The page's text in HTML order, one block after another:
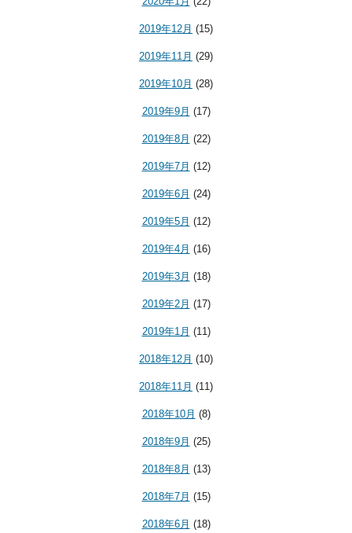
2019年12月 (15)
2019年11月 (29)
2019年10月 (28)
2019年9月 (17)
2019年8月 (22)
2019年7月 (12)
2019年6月 (24)
2019年5月 (12)
2019年4月 (16)
2019年3月 (18)
2019年2月 (17)
2019年1月 (11)
2018年12月 (10)
2018年11月 (11)
2018年10月 (8)
2018年9月 (25)
2018年8月 (13)
2018年7月 (15)
2018年6月 (18)